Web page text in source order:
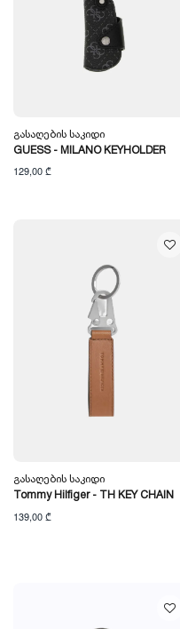
Გასაღების Საკიდი
GUESS - MILANO KEYHOLDER
129,00 ₾
Გასაღების Საკიდი
Tommy Hilfiger - TH KEY CHAIN
139,00 ₾